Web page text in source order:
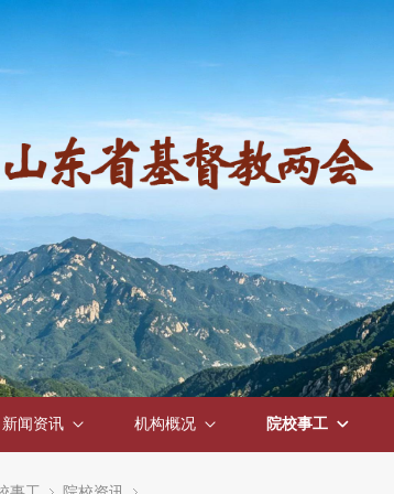
新闻资讯 机构概况 院校事工